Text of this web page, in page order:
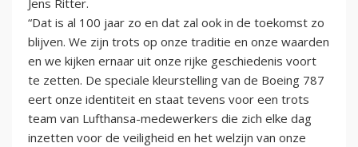
Jens Ritter.
“Dat is al 100 jaar zo en dat zal ook in de toekomst zo
blijven. We zijn trots op onze traditie en onze waarden
en we kijken ernaar uit onze rijke geschiedenis voort
te zetten. De speciale kleurstelling van de Boeing 787
eert onze identiteit en staat tevens voor een trots
team van Lufthansa-medewerkers die zich elke dag
inzetten voor de veiligheid en het welzijn van onze